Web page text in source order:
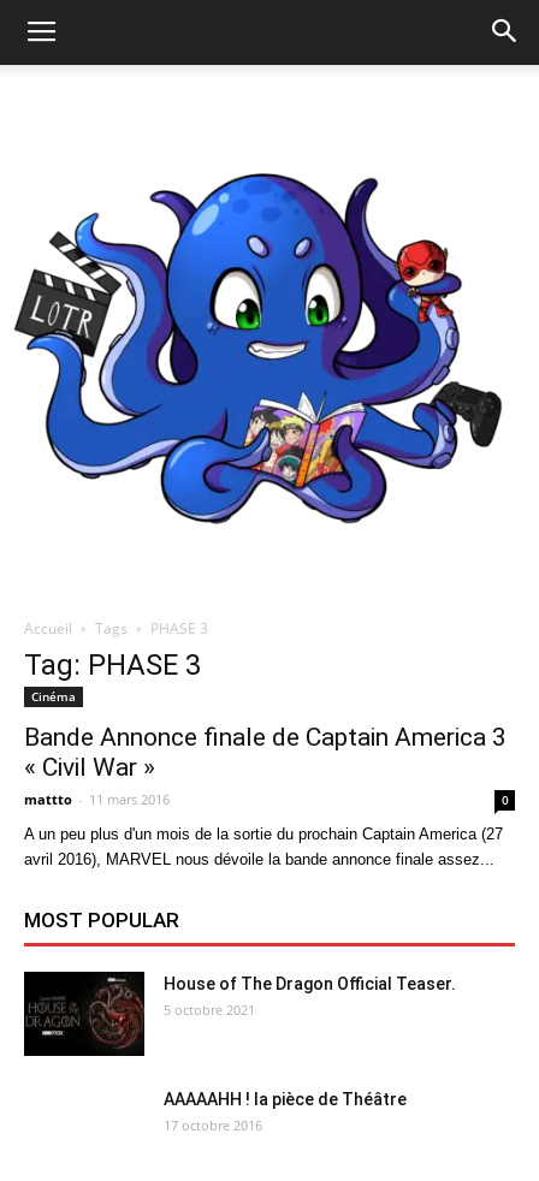
Accueil Tags PHASE 3
Tag: PHASE 3
Cinéma
Bande Annonce finale de Captain America 3
« Civil War »
mattto - 11 mars 2016 0
A un peu plus d'un mois de la sortie du prochain Captain America (27
avril 2016), MARVEL nous dévoile la bande annonce finale assez...
MOST POPULAR
House of The Dragon Official Teaser.
5 octobre 2021
AAAAAHH ! la pièce de Théâtre
17 octobre 2016